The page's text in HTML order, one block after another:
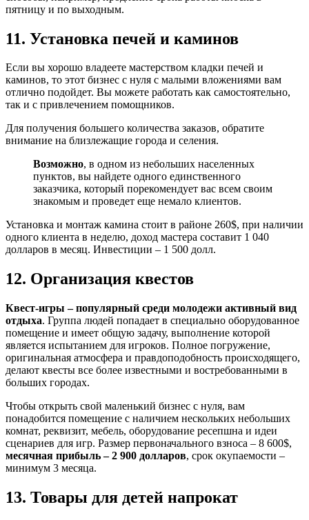
пятницу и по выходным.
11. Установка печей и каминов
Если вы хорошо владеете мастерством кладки печей и
каминов, то этот бизнес с нуля с малыми вложениями вам
отлично подойдет. Вы можете работать как самостоятельно,
так и с привлечением помощников.
Для получения большего количества заказов, обратите
внимание на близлежащие города и селения.
Возможно, в одном из небольших населенных
пунктов, вы найдете одного единственного
заказчика, который порекомендует вас всем своим
знакомым и проведет еще немало клиентов.
Установка и монтаж камина стоит в районе 260$, при наличии
одного клиента в неделю, доход мастера составит 1 040
долларов в месяц. Инвестиции – 1 500 долл.
12. Организация квестов
Квест-игры – популярный среди молодежи активный вид
отдыха. Группа людей попадает в специально оборудованное
помещение и имеет общую задачу, выполнение которой
является испытанием для игроков. Полное погружение,
оригинальная атмосфера и правдоподобность происходящего,
делают квесты все более известными и востребованными в
больших городах.
Чтобы открыть свой маленький бизнес с нуля, вам
понадобится помещение с наличием нескольких небольших
комнат, реквизит, мебель, оборудование ресепшна и идеи
сценариев для игр. Размер первоначального взноса – 8 600$,
месячная прибыль – 2 900 долларов, срок окупаемости –
минимум 3 месяца.
13. Товары для детей напрокат